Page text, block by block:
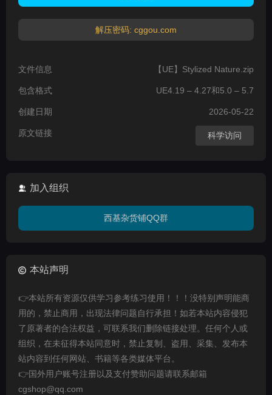
解压密码: cggou.com
文件信息 【UE】Stylized Nature.zip
包含格式 UE4.19 – 4.27和5.0 – 5.7
创建日期 2026-05-22
原文链接 科学访问
加入组织
西基杂货铺QQ群
本站声明
👉本站所有资源仅供学习参考练习使用！！！没特别声明能商
用的，禁止商用，出现法律问题自行承担！如若本站内容侵犯
了原著者的合法权益，可联系我们删除链接处理。任何个人或
组织，在未征得本站同意时，禁止复制、盗用、采集、发布本
站内容到任何网站、书籍等各类媒体平台。
👉国外用户账号注册以及支付赞助问题请联系邮箱
cgshop@qq.com